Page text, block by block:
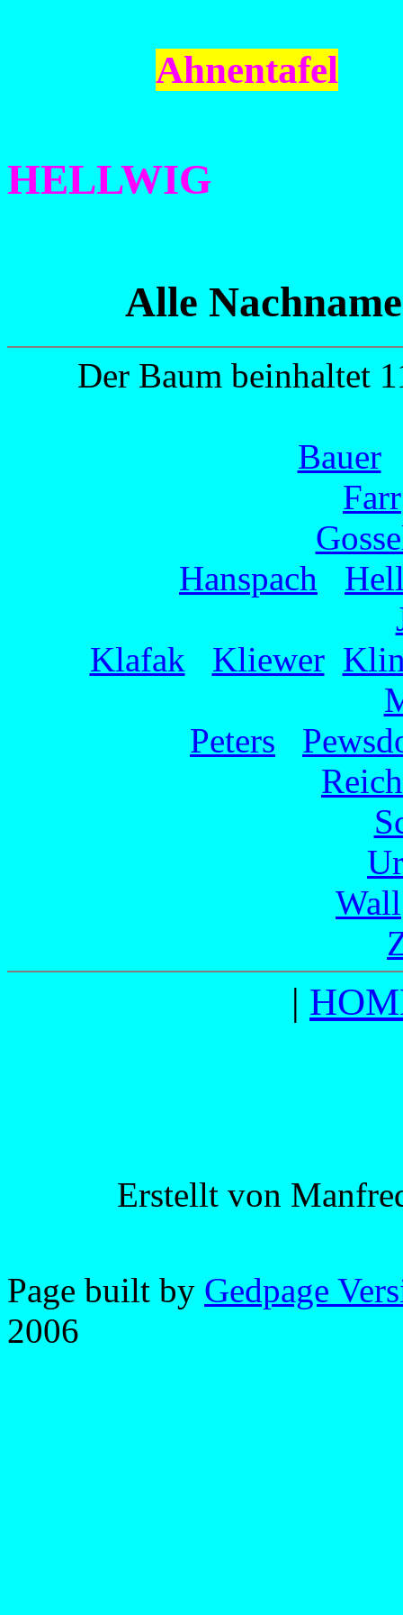
Ahnentafel
HELLWIG
Alle
Der Baum beinhaltet
Bauer
Farr
Hanspach
Klafak
Kliewer
Peters
Wall
|
Erstellt von
Page built by Gedpage
2006